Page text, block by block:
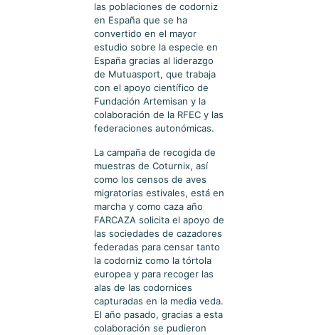
las poblaciones de codorniz
en España que se ha
convertido en el mayor
estudio sobre la especie en
España gracias al liderazgo
de Mutuasport, que trabaja
con el apoyo científico de
Fundación Artemisan y la
colaboración de la RFEC y las
federaciones autonómicas.
La campaña de recogida de
muestras de Coturnix, así
como los censos de aves
migratorias estivales, está en
marcha y como caza año
FARCAZA solicita el apoyo de
las sociedades de cazadores
federadas para censar tanto
la codorniz como la tórtola
europea y para recoger las
alas de las codornices
capturadas en la media veda.
El año pasado, gracias a esta
colaboración se pudieron